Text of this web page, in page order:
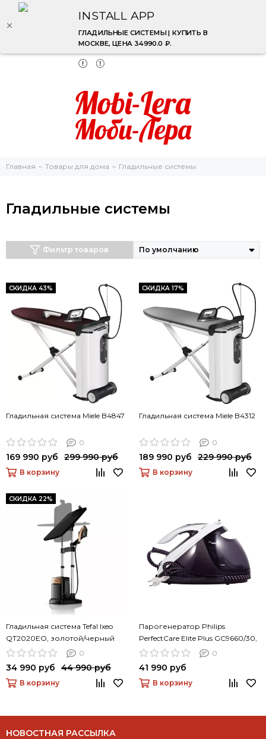
INSTALL APP
ГЛАДИЛЬНЫЕ СИСТЕМЫ | КУПИТЬ В
МОСКВЕ, ЦЕНА 34990.0 ₽.
Главная Товары для дома Гладильные системы
Гладильные системы
Фильтр товаров
СКИДКА 43%
Гладильная система Miele B4847
0
169 990 руб 299 990 руб
В корзину
СКИДКА 17%
Гладильная система Miele B4312
0
189 990 руб 229 990 руб
В корзину
СКИДКА 22%
Гладильная система Tefal Ixeo
QT2020EO, золотой/черный
0
34 990 руб 44 990 руб
В корзину
Парогенератор Philips
PerfectCare Elite Plus GC9660/30,
фиолетовый
0
41 990 руб
В корзину
НОВОСТНАЯ РАССЫЛКА